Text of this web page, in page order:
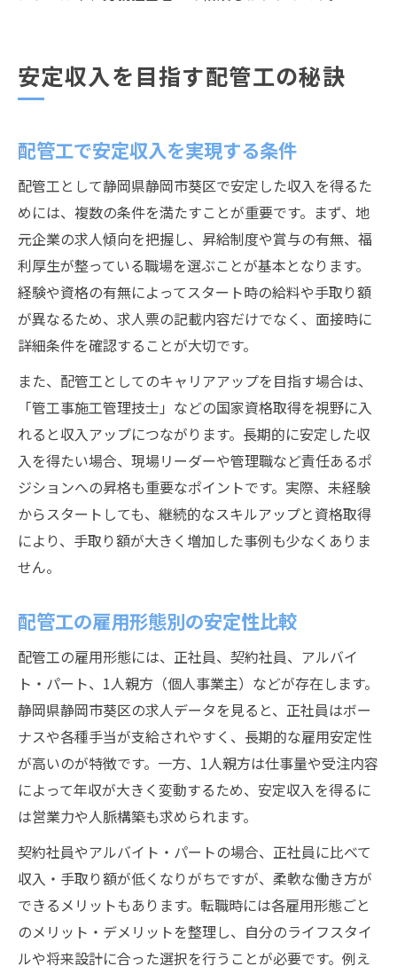
安定収入を目指す配管工の秘訣
配管工で安定収入を実現する条件
配管工として静岡県静岡市葵区で安定した収入を得るた
めには、複数の条件を満たすことが重要です。まず、地
元企業の求人傾向を把握し、昇給制度や賞与の有無、福
利厚生が整っている職場を選ぶことが基本となります。
経験や資格の有無によってスタート時の給料や手取り額
が異なるため、求人票の記載内容だけでなく、面接時に
詳細条件を確認することが大切です。
また、配管工としてのキャリアアップを目指す場合は、
「管工事施工管理技士」などの国家資格取得を視野に入
れると収入アップにつながります。長期的に安定した収
入を得たい場合、現場リーダーや管理職など責任あるポ
ジションへの昇格も重要なポイントです。実際、未経験
からスタートしても、継続的なスキルアップと資格取得
により、手取り額が大きく増加した事例も少なくありま
せん。
配管工の雇用形態別の安定性比較
配管工の雇用形態には、正社員、契約社員、アルバイ
ト・パート、1人親方（個人事業主）などが存在します。
静岡県静岡市葵区の求人データを見ると、正社員はボー
ナスや各種手当が支給されやすく、長期的な雇用安定性
が高いのが特徴です。一方、1人親方は仕事量や受注内容
によって年収が大きく変動するため、安定収入を得るに
は営業力や人脈構築も求められます。
契約社員やアルバイト・パートの場合、正社員に比べて
収入・手取り額が低くなりがちですが、柔軟な働き方が
できるメリットもあります。転職時には各雇用形態ごと
のメリット・デメリットを整理し、自分のライフスタイ
ルや将来設計に合った選択を行うことが必要です。例え